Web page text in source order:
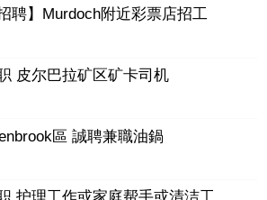
招聘】Murdoch附近彩票店招工
皮尔巴拉矿区矿卡司机
區 誠聘兼職油鍋